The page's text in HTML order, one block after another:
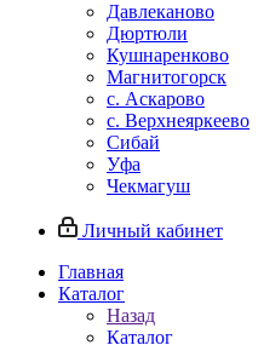
Давлеканово
Дюртюли
Кушнаренково
Магнитогорск
с. Аскарово
с. Верхнеяркеево
Сибай
Уфа
Чекмагуш
Личный кабинет
Главная
Каталог
Назад
Каталог